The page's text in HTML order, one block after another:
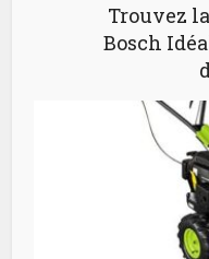
Trouvez
Bosch